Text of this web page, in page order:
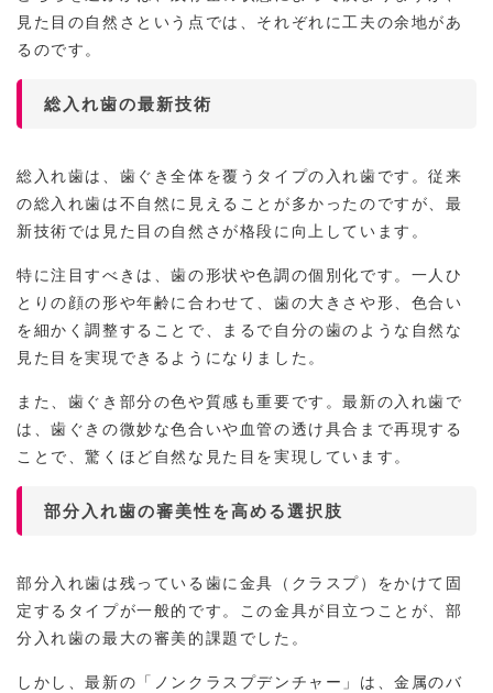
見た目の自然さという点では、それぞれに工夫の余地があ
るのです。
総入れ歯の最新技術
総入れ歯は、歯ぐき全体を覆うタイプの入れ歯です。従来
の総入れ歯は不自然に見えることが多かったのですが、最
新技術では見た目の自然さが格段に向上しています。
特に注目すべきは、歯の形状や色調の個別化です。一人ひ
とりの顔の形や年齢に合わせて、歯の大きさや形、色合い
を細かく調整することで、まるで自分の歯のような自然な
見た目を実現できるようになりました。
また、歯ぐき部分の色や質感も重要です。最新の入れ歯で
は、歯ぐきの微妙な色合いや血管の透け具合まで再現する
ことで、驚くほど自然な見た目を実現しています。
部分入れ歯の審美性を高める選択肢
部分入れ歯は残っている歯に金具（クラスプ）をかけて固
定するタイプが一般的です。この金具が目立つことが、部
分入れ歯の最大の審美的課題でした。
しかし、最新の「ノンクラスプデンチャー」は、金属のバ